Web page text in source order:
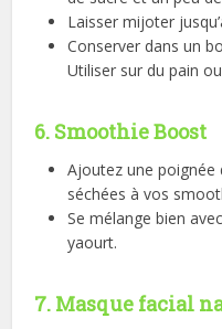
Laisser mijoter
Conserver dans un
Utiliser sur du pain
6. Smoothie Boost
Ajoutez une poignée
séchées à vos
Se mélange bien
yaourt.
7. Masque facial